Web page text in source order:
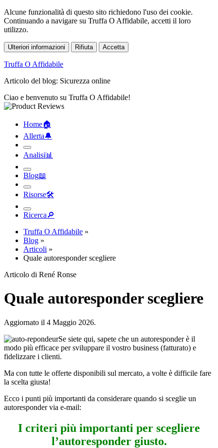
Alcune funzionalità di questo sito richiedono l'uso dei cookie.
Continuando a navigare su Truffa O Affidabile, accetti il loro
utilizzo.
Ulteriori informazioni Rifiuta Accetta
Truffa O Affidabile
Articolo del blog: Sicurezza online
Ciao e benvenuto su Truffa O Affidabile!
Home🏠︎
Allerta🔔︎
Analisi📊︎
Blog📖︎
Risorse🛠︎
Ricerca🔎︎
Truffa O Affidabile »
Blog »
Articoli »
Quale autoresponder scegliere
Articolo di René Ronse
Quale autoresponder scegliere
Aggiornato il 4 Maggio 2026.
Se siete qui, sapete che un autoresponder è il
modo più efficace per sviluppare il vostro business (fatturato) e
fidelizzare i clienti.
Ma con tutte le offerte disponibili sul mercato, a volte è difficile fare
la scelta giusta!
Ecco i punti più importanti da considerare quando si sceglie un
autoresponder via e-mail:
I criteri più importanti per scegliere
l’autoresponder giusto.